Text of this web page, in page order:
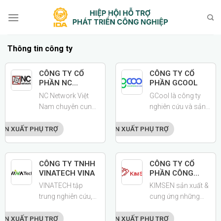
qua
Thông tin công ty
CÔNG TY CỔ
PHẦN NC
NETWORK VIỆT
NAM
XUẤT PHỤ TRỢ
NC Network Việt
Nam chuyên cung
kết nối và hỗ trợ
mục tiêu xây dựng
cầu nối giữa các
doanh nghiệp Nhật
Bản và Việt Nam.
CÔNG TY CỔ
PHẦN GCOOL
SẢN XUẤT PHỤ TRỢ
GCool là công ty
nghiên cứu và sản
phát triển những
CÔNG TY TNHH
VINATECH VINA
XUẤT PHỤ TRỢ
VINATECH tập
trung nghiên cứu,
xuất siêu tụ điện
CÔNG TY CỔ
PHẦN CÔNG
NGHIỆP KIMSEN
SẢN XUẤT PHỤ TRỢ
KIMSEN sản xuất &
cung ứng những
định hình, linh kiện